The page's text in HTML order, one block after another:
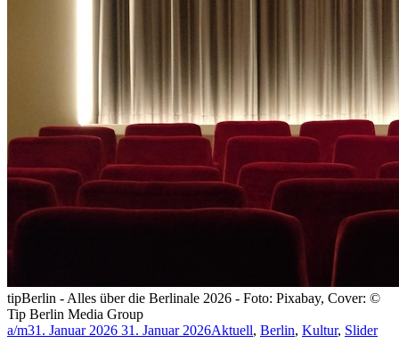
tipBerlin - Alles über die Berlinale 2026 - Foto: Pixabay, Cover: ©
Tip Berlin Media Group
a/m31. Januar 2026 31. Januar 2026Aktuell, Berlin, Kultur, Slider